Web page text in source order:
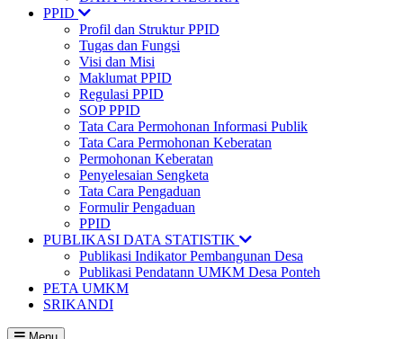
PPID
Profil dan Struktur PPID
Tugas dan Fungsi
Visi dan Misi
Maklumat PPID
Regulasi PPID
SOP PPID
Tata Cara Permohonan Informasi Publik
Tata Cara Permohonan Keberatan
Permohonan Keberatan
Penyelesaian Sengketa
Tata Cara Pengaduan
Formulir Pengaduan
PPID
PUBLIKASI DATA STATISTIK
Publikasi Indikator Pembangunan Desa
Publikasi Pendatann UMKM Desa Ponteh
PETA UMKM
SRIKANDI